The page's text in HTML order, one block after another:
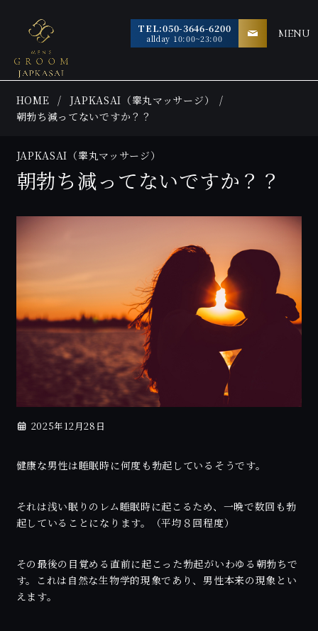
TEL:050-3646-6200
allday 10:00~23:00 MENU
HOME
JAPKASAI（睾丸マッサージ）
朝勃ち減ってないですか？？
JAPKASAI（睾丸マッサージ）
朝勃ち減ってないですか？？
2025年12月28日
健康な男性は睡眠時に何度も勃起しているそうです。
それは浅い眠りのレム睡眠時に起こるため、一晩で数回も勃
起していることになります。（平均８回程度）
その最後の目覚める直前に起こった勃起がいわゆる朝勃ちで
す。これは自然な生物学的現象であり、男性本来の現象とい
えます。